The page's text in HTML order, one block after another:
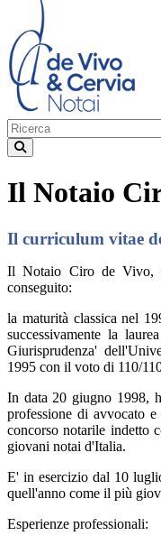
Il Notaio
Il curriculum vitae
Il Notaio Ciro de Vivo,
conseguito:
la maturità classica nel
successivamente la
Giurisprudenza'
1995 con il voto di 110/
In data 20 giugno 1998,
professione di avvocato
concorso notarile indetto
giovani notai d'Italia.
E' in esercizio dal 10
quell'anno come il più
Esperienze professionali: